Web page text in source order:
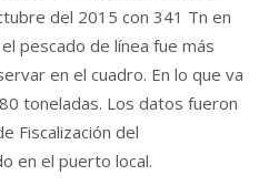
del 2015 con 341 Tn en
pescado de línea fue más
en el cuadro. En lo que va
toneladas. Los datos fueron
Fiscalización del
en el puerto local.